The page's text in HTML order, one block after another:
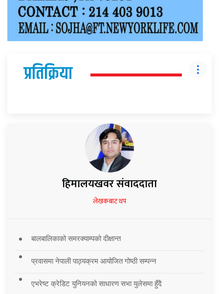
प्रतिक्रिया
हिमालयखवर संवाददाता
लेखकबाट थप
बालबालिकाको समरक्याम्पको दीक्षान्त
प्रवासमा नेपाली पाठ्यक्रम आयोजित गोष्ठी सम्पन्न
एभरेष्ट क्रेडिट युनियनको साधारण सभा युलेसमा हुँदै